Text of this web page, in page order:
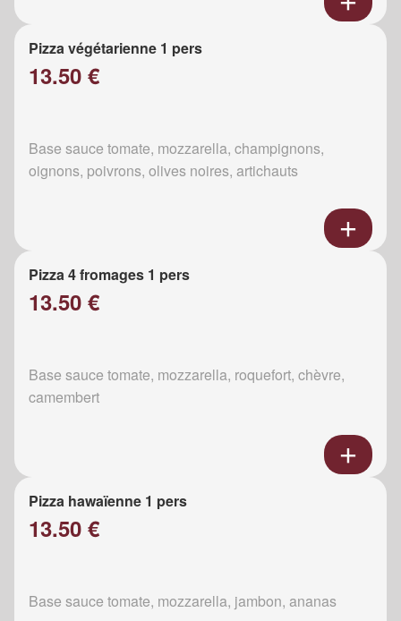
Pizza végétarienne 1 pers
13.50 €
Base sauce tomate, mozzarella, champignons,
oignons, poivrons, olives noires, artichauts
Pizza 4 fromages 1 pers
13.50 €
Base sauce tomate, mozzarella, roquefort, chèvre,
camembert
Pizza hawaïenne 1 pers
13.50 €
Base sauce tomate, mozzarella, jambon, ananas